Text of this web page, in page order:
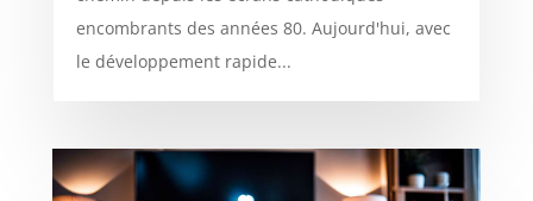
encombrants des années 80. Aujourd'hui, avec
le développement rapide...